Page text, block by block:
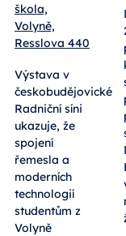
škola,
Volyně,
Resslova 440
Výstava v
českobudějovické
Radniční síni
ukazuje, že
spojení
řemesla a
moderních
technologií
studentům z
Volyně